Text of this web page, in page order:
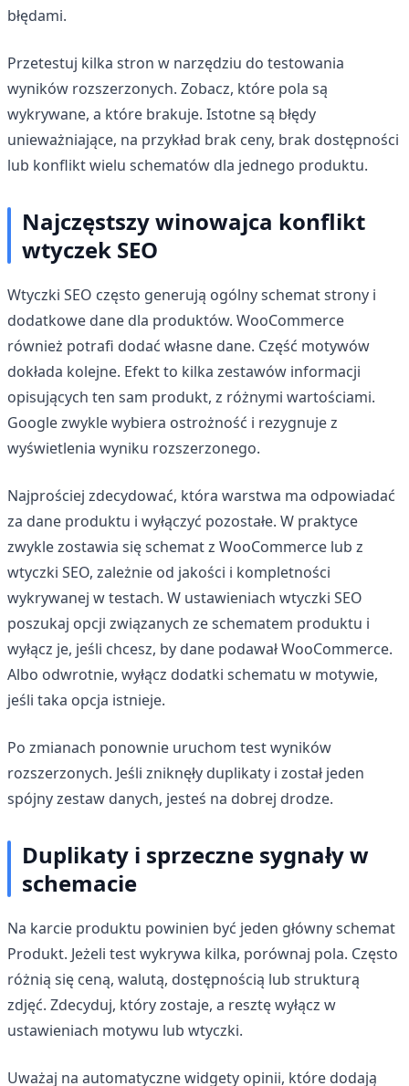
błędami.
Przetestuj kilka stron w narzędziu do testowania
wyników rozszerzonych. Zobacz, które pola są
wykrywane, a które brakuje. Istotne są błędy
unieważniające, na przykład brak ceny, brak dostępności
lub konflikt wielu schematów dla jednego produktu.
Najczęstszy winowajca konflikt
wtyczek SEO
Wtyczki SEO często generują ogólny schemat strony i
dodatkowe dane dla produktów. WooCommerce
również potrafi dodać własne dane. Część motywów
dokłada kolejne. Efekt to kilka zestawów informacji
opisujących ten sam produkt, z różnymi wartościami.
Google zwykle wybiera ostrożność i rezygnuje z
wyświetlenia wyniku rozszerzonego.
Najprościej zdecydować, która warstwa ma odpowiadać
za dane produktu i wyłączyć pozostałe. W praktyce
zwykle zostawia się schemat z WooCommerce lub z
wtyczki SEO, zależnie od jakości i kompletności
wykrywanej w testach. W ustawieniach wtyczki SEO
poszukaj opcji związanych ze schematem produktu i
wyłącz je, jeśli chcesz, by dane podawał WooCommerce.
Albo odwrotnie, wyłącz dodatki schematu w motywie,
jeśli taka opcja istnieje.
Po zmianach ponownie uruchom test wyników
rozszerzonych. Jeśli zniknęły duplikaty i został jeden
spójny zestaw danych, jesteś na dobrej drodze.
Duplikaty i sprzeczne sygnały w
schemacie
Na karcie produktu powinien być jeden główny schemat
Produkt. Jeżeli test wykrywa kilka, porównaj pola. Często
różnią się ceną, walutą, dostępnością lub strukturą
zdjęć. Zdecyduj, który zostaje, a resztę wyłącz w
ustawieniach motywu lub wtyczki.
Uważaj na automatyczne widgety opinii, które dodają